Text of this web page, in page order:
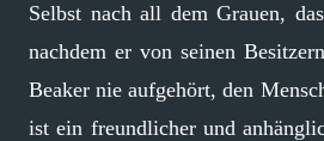
Selbst nach all dem Grauen,
nachdem er von seinen
Beaker nie aufgehört, den
ist ein freundlicher und